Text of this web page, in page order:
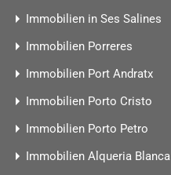
Immobilien in Ses Salines
Immobilien Porreres
Immobilien Port Andratx
Immobilien Porto Cristo
Immobilien Porto Petro
Immobilien Alqueria Blanca